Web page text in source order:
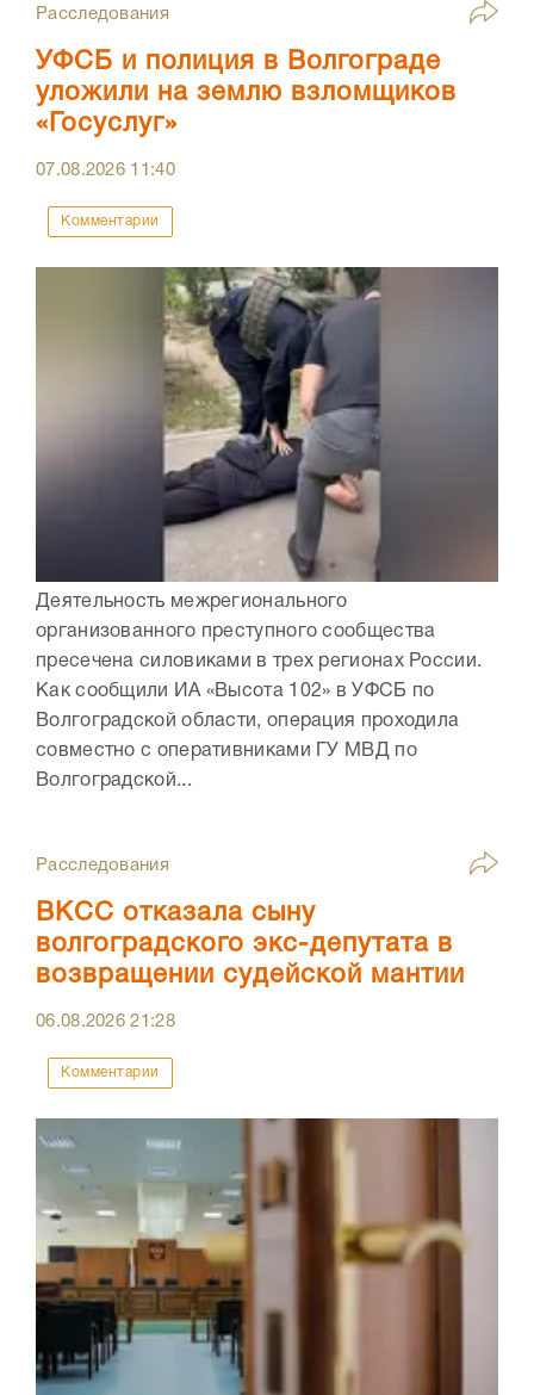
Расследования
УФСБ и полиция в Волгограде
уложили на землю взломщиков
«Госуслуг»
07.08.2026 11:40
Комментарии
Деятельность межрегионального
организованного преступного сообщества
пресечена силовиками в трех регионах России.
Как сообщили ИА «Высота 102» в УФСБ по
Волгоградской области, операция проходила
совместно с оперативниками ГУ МВД по
Волгоградской...
Расследования
ВКСС отказала сыну
волгоградского экс-депутата в
возвращении судейской мантии
06.08.202621:28
Комментарии